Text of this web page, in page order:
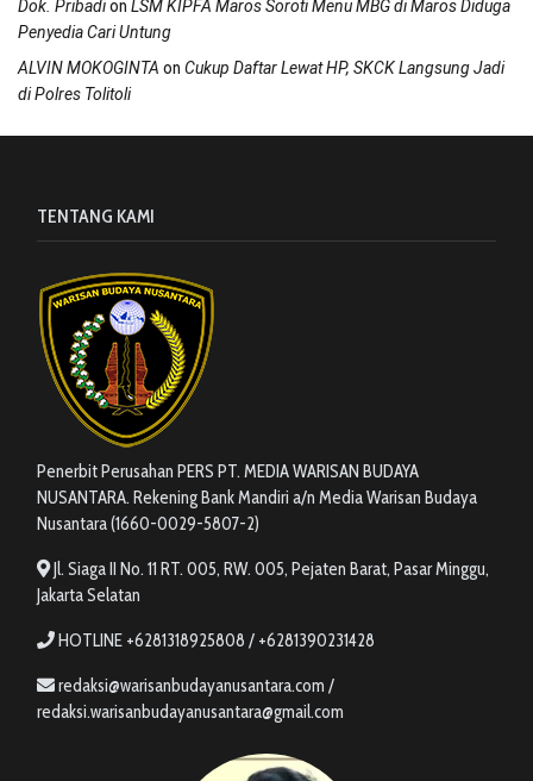
Dok. Pribadion LSM KIPFA Maros Soroti Menu MBG di Maros Diduga
Penyedia Cari Untung
ALVIN MOKOGINTA on Cukup Daftar Lewat HP, SKCK Langsung Jadi
di Polres Tolitoli
TENTANG KAMI
Penerbit Perusahan PERS PT. MEDIA WARISAN BUDAYA
NUSANTARA. Rekening Bank Mandiri a/n Media Warisan Budaya
Nusantara (1660-0029-5807-2)
Jl. Siaga II No. 11 RT. 005, RW. 005, Pejaten Barat, Pasar Minggu,
Jakarta Selatan
HOTLINE +6281318925808 / +6281390231428
redaksi@warisanbudayanusantara.com /
redaksi.warisanbudayanusantara@gmail.com